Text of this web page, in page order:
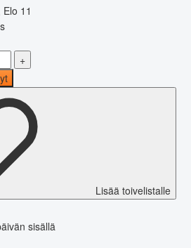
11
+
Lisää toivelistalle
sisällä